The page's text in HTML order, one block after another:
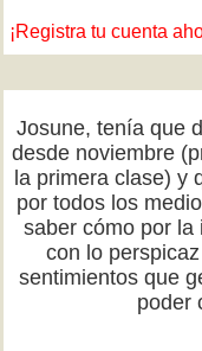
¡Registra tu cuenta
Josune, tenía que
desde noviembre
la primera clase) y
por todos los
saber cómo por la
con lo
sentimientos que
poder